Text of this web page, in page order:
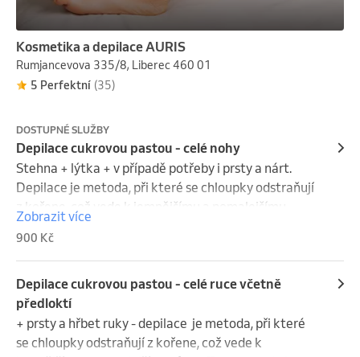
Kosmetika a depilace AURIS
Rumjancevova 335/8, Liberec 460 01
5 Perfektní (35)
DOSTUPNÉ SLUŽBY
Depilace cukrovou pastou - celé nohy
Stehna + lýtka + v případě potřeby i prsty a nárt.
Depilace je metoda, při které se chloupky odstraňují
z kořene, což vede k jemnějšímu a pomalejšímu
růstu. Tato metoda je vhodná i pro citlivou pokožku a
je méně bolestivá než depilace voskem.
Chloupky by měly být minimálně 5 mm dlouhé, aby je
pasta mohla efektivně odstranit.  Cukrová pasta je
čistě přírodní produkt, bez chemických přídavků a
barviv, tudíž naprosto hypoalergenní. Depilace
cukrovou pastou je velmi šetrná i v případě ekzémů.
Zobrazit více
900 Kč
Depilace cukrovou pastou - celé ruce včetně
předloktí
+ prsty a hřbet ruky - depilace  je metoda, při které
se chloupky odstraňují z kořene, což vede k